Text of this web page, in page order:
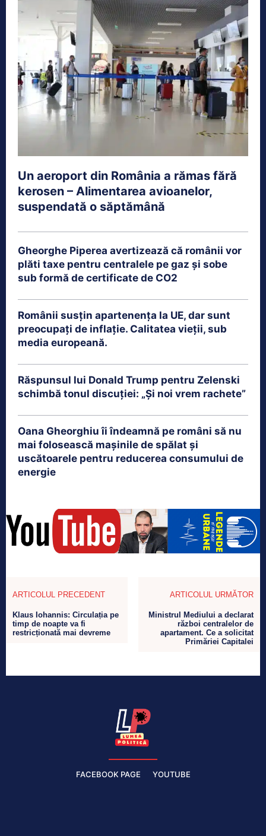
Un aeroport din România a rămas fără
kerosen – Alimentarea avioanelor,
suspendată o săptămână
Gheorghe Piperea avertizează că românii vor
plăti taxe pentru centralele pe gaz și sobe
sub formă de certificate de CO2
Românii susțin apartenența la UE, dar sunt
preocupați de inflație. Calitatea vieții, sub
media europeană.
Răspunsul lui Donald Trump pentru Zelenski
schimbă tonul discuției: „Și noi vrem rachete”
Oana Gheorghiu îi îndeamnă pe români să nu
mai folosească mașinile de spălat și
uscătoarele pentru reducerea consumului de
energie
ARTICOLUL PRECEDENT
Klaus Iohannis: Circulația pe
timp de noapte va fi
restricționată mai devreme
ARTICOLUL URMĂTOR
Ministrul Mediului a declarat
război centralelor de
apartament. Ce a solicitat
Primăriei Capitalei
FACEBOOK PAGE YOUTUBE